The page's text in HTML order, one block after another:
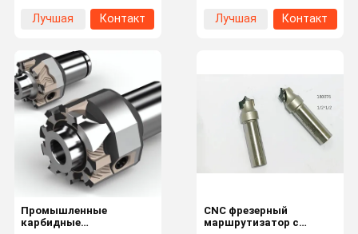
Домой
Лучшая
Контакт
Лучшая
Контакт
CNC фрезерный
маршрутизатор с
Промышленные
карбидные